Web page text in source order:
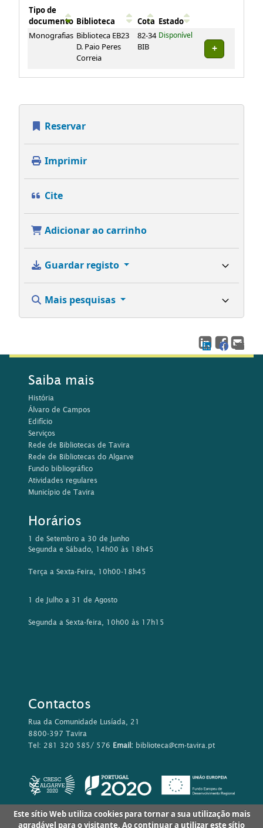
Exemplares
Tipo de
documento Biblioteca Cota Estado
Monografias Biblioteca EB23
D. Paio Peres
Correia
82-34
BIB
Disponível
Reservar
Imprimir
Cite
Adicionar ao carrinho
Guardar registo
Mais pesquisas
Saiba mais
História
Álvaro de Campos
Edifício
Serviços
Rede de Bibliotecas de Tavira
Rede de Bibliotecas do Algarve
Fundo bibliográfico
Atividades regulares
Município de Tavira
Horários
1 de Setembro a 30 de Junho
Segunda e Sábado, 14h00 às 18h45
Terça a Sexta-Feira, 10h00-18h45
1 de Julho a 31 de Agosto
Segunda a Sexta-feira, 10h00 às 17h15
Contactos
Rua da Comunidade Lusíada, 21
8800-397 Tavira
Tel: 281 320 585/ 576 Email: biblioteca@cm-tavira.pt
Este sítio Web utiliza cookies para tornar a sua utilização mais
agradável para o visitante. Ao continuar a utilizar este sítio